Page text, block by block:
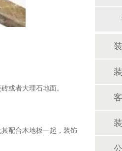
或者大理石地面。
配合木地板一起，装饰